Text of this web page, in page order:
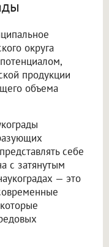
округа
продукции
объема
себе
с затянутым
— это